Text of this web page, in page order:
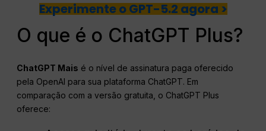
Experimente o GPT-5.2 agora >
O que é o ChatGPT Plus?
ChatGPT Mais é o nível de assinatura paga oferecido
pela OpenAI para sua plataforma ChatGPT. Em
comparação com a versão gratuita, o ChatGPT Plus
oferece: